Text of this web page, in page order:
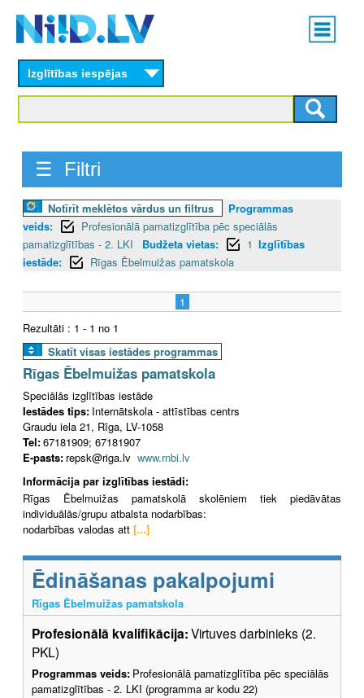
content
Main
menu
Izglītības iespējas
☰ Filtri
Notīrīt meklētos vārdus un filtrus
Programmas
veids:
Profesionālā pamatizglītība pēc speciālās
pamatizglītības - 2. LKI
Budžeta vietas: 1 Izglītības
iestāde:
Rīgas Ēbelmuižas pamatskola
1
Rezultāti : 1 - 1 no 1
Skatīt visas iestādes programmas
Rīgas Ēbelmuižas pamatskola
Speciālās izglītības iestāde
Iestādes tips: Internātskola - attīstības centrs
Graudu iela 21, Rīga, LV-1058
Tel:67181909; 67181907
E-pasts: repsk@riga.lv www.rnbi.lv
Informācija par izglītības iestādi:
Rīgas Ēbelmuižas pamatskolā skolēniem tiek piedāvātas
individuālās/grupu atbalsta nodarbības:
nodarbības valodas att [...]
Ēdināšanas pakalpojumi
Rīgas Ēbelmuižas pamatskola
Profesionālā kvalifikācija:Virtuves darbinieks (2.
PKL)
Programmas veids: Profesionālā pamatizglītība pēc speciālās
pamatizglītības - 2. LKI (programma ar kodu 22)